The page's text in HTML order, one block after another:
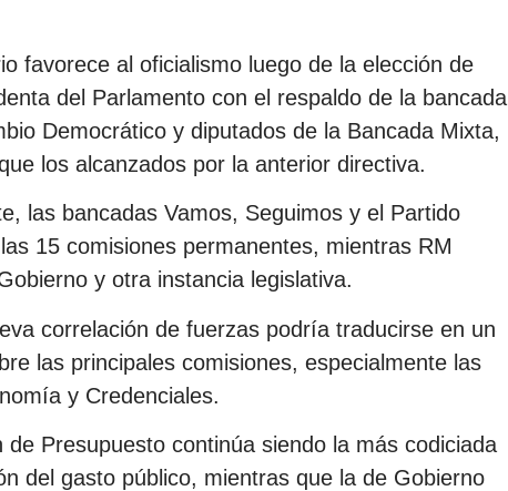
favorece al oficialismo luego de la elección de
del Parlamento con el respaldo de la bancada
Democrático y diputados de la Bancada Mixta,
los alcanzados por la anterior directiva.
las bancadas Vamos, Seguimos y el Partido
15 comisiones permanentes, mientras RM
y otra instancia legislativa.
correlación de fuerzas podría traducirse en un
las principales comisiones, especialmente las
y Credenciales.
Presupuesto continúa siendo la más codiciada
del gasto público, mientras que la de Gobierno